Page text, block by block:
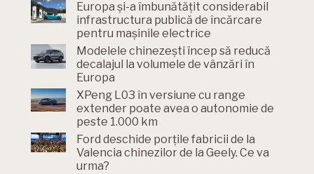
Europa și-a îmbunătățit considerabil
infrastructura publică de încărcare
pentru mașinile electrice
Modelele chinezești încep să reducă
decalajul la volumele de vânzări în
Europa
XPeng L03 în versiune cu range
extender poate avea o autonomie de
peste 1.000 km
Ford deschide porțile fabricii de la
Valencia chinezilor de la Geely. Ce va
urma?